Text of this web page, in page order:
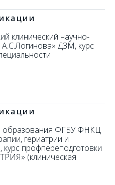
клинический научно-
ДЗМ, курс
образования ФГБУ ФНКЦ
гериатрии и
профпереподготовки
(клиническая